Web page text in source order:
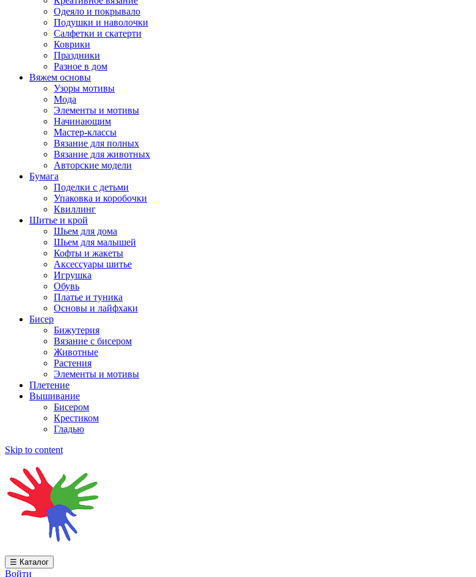
Одеяло и покрывало
Подушки и наволочки
Салфетки и скатерти
Коврики
Праздники
Разное в дом
Вяжем основы
Узоры мотивы
Мода
Элементы и мотивы
Начинающим
Мастер-классы
Вязание для полных
Вязание для животных
Авторские модели
Бумага
Поделки с детьми
Упаковка и коробочки
Квиллинг
Шитье и крой
Шьем для дома
Шьем для малышей
Кофты и жакеты
Аксессуары шитье
Игрушка
Обувь
Платье и туника
Основы и лайфхаки
Бисер
Бижутерия
Вязание с бисером
Животные
Растения
Элементы и мотивы
Плетение
Вышивание
Бисером
Крестиком
Гладью
Skip to content
☰ Каталог
Войти